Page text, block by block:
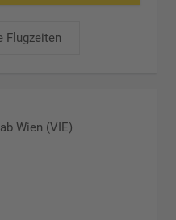
Flugzeiten
Wien (VIE)